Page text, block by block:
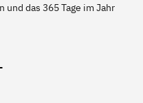
das 365 Tage im Jahr